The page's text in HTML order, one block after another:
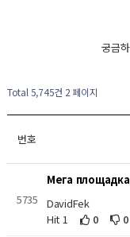
궁금
Total 5,745건 2 페이지
번호
5735
Мега
DavidFek
Hit 1
0 0